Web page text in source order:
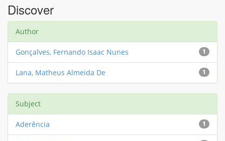
Discover
Author
1
Gonçalves, Fernando Isaac Nunes
1
Lana, Matheus Almeida De
Subject
1
Aderência